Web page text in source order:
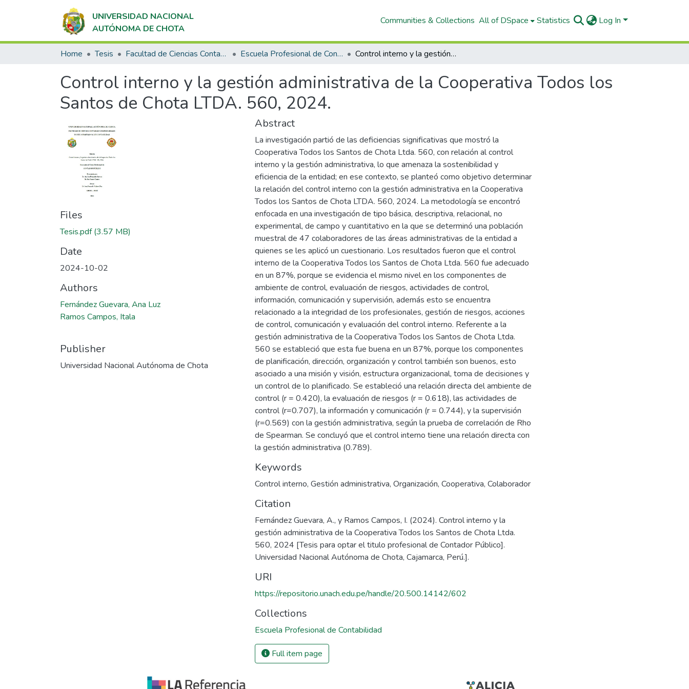
UNIVERSIDAD NACIONAL
AUTÓNOMA DE CHOTA
Communities & Collections All of DSpace Statistics Log In
Home Tesis Facultad de Ciencias Contables y Empresariales Escuela Profesional de Contabilidad Control interno y la gestión administrativa de la Cooperativa Todos los Santos de Chota LTDA. 560, 2024.
Control interno y la gestión administrativa de la Cooperativa Todos los
Santos de Chota LTDA. 560, 2024.
Files
Tesis.pdf(3.57 MB)
Date
2024-10-02
Authors
Fernández Guevara, Ana Luz
Ramos Campos, Itala
Publisher
Universidad Nacional Autónoma de Chota
Abstract
La investigación partió de las deficiencias significativas que mostró la
Cooperativa Todos los Santos de Chota Ltda. 560, con relación al control
interno y la gestión administrativa, lo que amenaza la sostenibilidad y
eficiencia de la entidad; en ese contexto, se planteó como objetivo determinar
la relación del control interno con la gestión administrativa en la Cooperativa
Todos los Santos de Chota LTDA. 560, 2024. La metodología se encontró
enfocada en una investigación de tipo básica, descriptiva, relacional, no
experimental, de campo y cuantitativo en la que se determinó una población
muestral de 47 colaboradores de las áreas administrativas de la entidad a
quienes se les aplicó un cuestionario. Los resultados fueron que el control
interno de la Cooperativa Todos los Santos de Chota Ltda. 560 fue adecuado
en un 87%, porque se evidencia el mismo nivel en los componentes de
ambiente de control, evaluación de riesgos, actividades de control,
información, comunicación y supervisión, además esto se encuentra
relacionado a la integridad de los profesionales, gestión de riesgos, acciones
de control, comunicación y evaluación del control interno. Referente a la
gestión administrativa de la Cooperativa Todos los Santos de Chota Ltda.
560 se estableció que esta fue buena en un 87%, porque los componentes
de planificación, dirección, organización y control también son buenos, esto
asociado a una misión y visión, estructura organizacional, toma de decisiones y
un control de lo planificado. Se estableció una relación directa del ambiente de
control (r = 0.420), la evaluación de riesgos (r = 0.618), las actividades de
control (r=0.707), la información y comunicación (r = 0.744), y la supervisión
(r=0.569) con la gestión administrativa, según la prueba de correlación de Rho
de Spearman. Se concluyó que el control interno tiene una relación directa con
la gestión administrativa (0.789).
Keywords
Control interno, Gestión administrativa, Organización, Cooperativa, Colaborador
Citation
Fernández Guevara, A., y Ramos Campos, I. (2024). Control interno y la
gestión administrativa de la Cooperativa Todos los Santos de Chota Ltda.
560, 2024 [Tesis para optar el titulo profesional de Contador Público].
Universidad Nacional Autónoma de Chota, Cajamarca, Perú.].
URI
https://repositorio.unach.edu.pe/handle/20.500.14142/602
Collections
Escuela Profesional de Contabilidad
Full item page